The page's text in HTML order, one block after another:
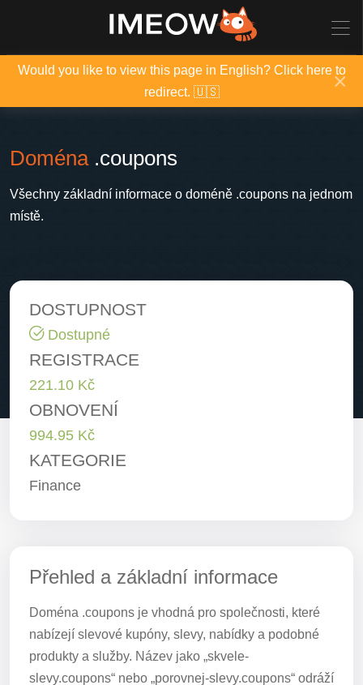
Would you like to view this page in English? Click here to
redirect. 🇺🇸
×
Doména.coupons
Všechny základní informace o doméně .coupons na jednom
místě.
DOSTUPNOST
Dostupné
REGISTRACE
221.10 Kč
OBNOVENÍ
994.95 Kč
KATEGORIE
Finance
Přehled a základní informace
Doména .coupons je vhodná pro společnosti, které
nabízejí slevové kupóny, slevy, nabídky a podobné
produkty a služby. Název jako „skvele-
slevy.coupons“ nebo „porovnej-slevy.coupons“ odráží